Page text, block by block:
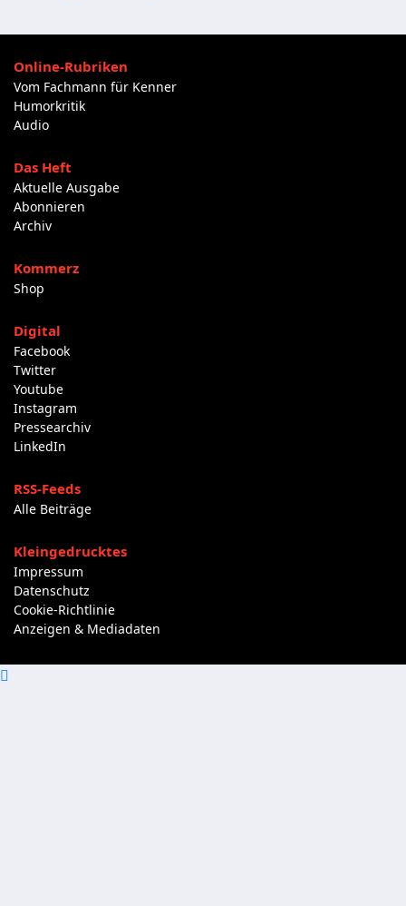
Online-Rubriken
Vom Fachmann für Kenner
Humorkritik
Audio
Das Heft
Aktuelle Ausgabe
Abonnieren
Archiv
Kommerz
Shop
Digital
Facebook
Twitter
Youtube
Instagram
Pressearchiv
LinkedIn
RSS-Feeds
Alle Beiträge
Kleingedrucktes
Impressum
Datenschutz
Cookie-Richtlinie
Anzeigen & Mediadaten